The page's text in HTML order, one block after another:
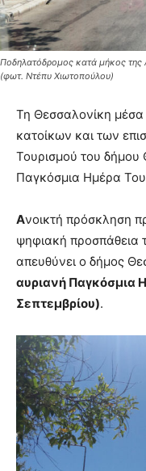
Ποδηλατόδρομος κατά μήκος της
(φωτ. Ντέπυ Χιωτοπούλου)
Τη Θεσσαλονίκη μέσα
κατοίκων και των
Τουρισμού του
Παγκόσμια Ημέρα
Ανοικτή πρόσκληση
ψηφιακή προσπάθεια
απευθύνει ο δήμος
αυριανή Παγκόσμια
Σεπτεμβρίου).